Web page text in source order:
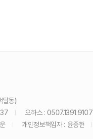
달동)
오하스 : 0507.1391.9107
개인정보책임자 : 윤종현